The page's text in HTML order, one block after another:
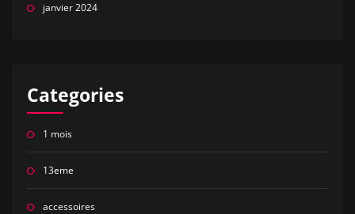
janvier 2024
Categories
1 mois
13eme
accessoires